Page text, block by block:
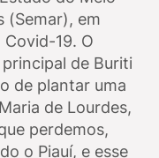
(Semar), em
19. O
de Buriti
de plantar uma
de Lourdes,
perdemos,
o Piauí, e esse